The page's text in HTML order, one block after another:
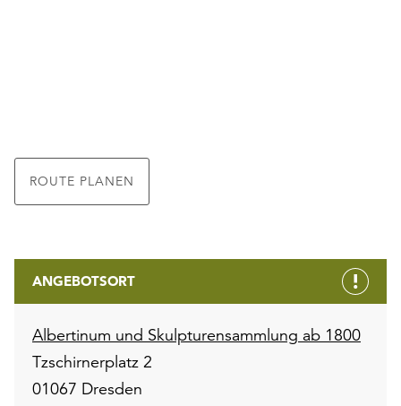
ROUTE PLANEN
ANGEBOTSORT
Albertinum und Skulpturensammlung ab 1800
Tzschirnerplatz 2
01067 Dresden